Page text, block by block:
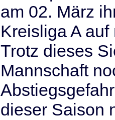
am 02. März
Kreisliga A
Trotz dieses
Mannschaft
dieser Saison